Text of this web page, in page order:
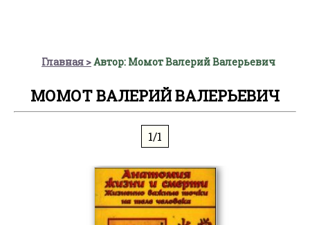
Главная Автор: Момот Валерий Валерьевич
МОМОТ ВАЛЕРИЙ ВАЛЕРЬЕВИЧ
1/1